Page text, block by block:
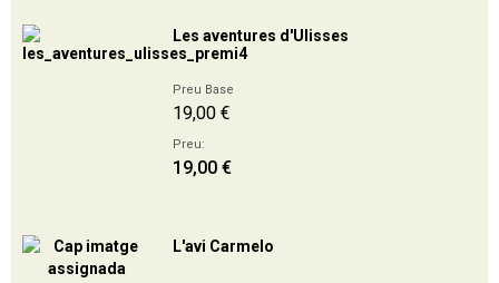
Les aventures d'Ulisses
Preu Base
19,00 €
Preu:
19,00 €
L'avi Carmelo